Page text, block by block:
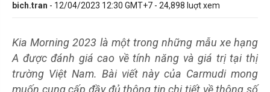
bich.tran - 12/04/2023 12:30 GMT+7 - 24,898 luợt xem
Kia Morning 2023 là một trong những mẫu xe hạng
A được đánh giá cao về tính năng và giá trị tại thị
trường Việt Nam. Bài viết này của Carmudi mong
muốn cung cấp đầy đủ thông tin chi tiết về thông số